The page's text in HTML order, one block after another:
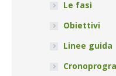
Le fasi
Obiettivi
Linee guida